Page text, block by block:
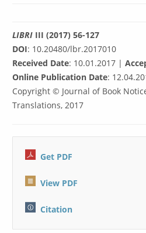
LIBRI III (2017) 56-127
DOI: 10.20480/lbr.2017010
Received Date: 10.01.2017 |
Online Publication Date:
Copyright © Journal of Book
Translations, 2017
Get PDF
View PDF
Citation